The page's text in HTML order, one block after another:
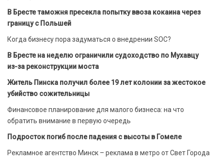
В Бресте таможня пресекла попытку ввоза кокаина через
границу с Польшей
Когда бизнесу пора задуматься о внедрении SOC?
В Бресте на неделю ограничили судоходство по Мухавцу
из-за реконструкции моста
Житель Пинска получил более 19 лет колонии за жестокое
убийство сожительницы
Финансовое планирование для малого бизнеса: на что
обратить внимание в первую очередь
Подросток погиб после падения с высоты в Гомеле
Рекламное агентство Минск – реклама в метро от Свет Города